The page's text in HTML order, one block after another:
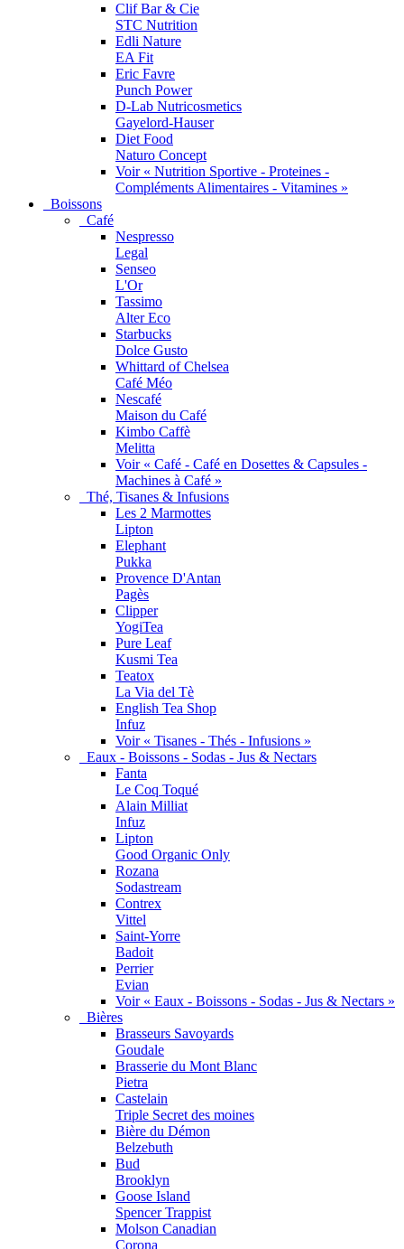
Clif Bar & Cie
STC Nutrition
Edli Nature
EA Fit
Eric Favre
Punch Power
D-Lab Nutricosmetics
Gayelord-Hauser
Diet Food
Naturo Concept
Voir « Nutrition Sportive - Proteines -
Compléments Alimentaires - Vitamines »
Boissons
Café
Nespresso
Legal
Senseo
L'Or
Tassimo
Alter Eco
Starbucks
Dolce Gusto
Whittard of Chelsea
Café Méo
Nescafé
Maison du Café
Kimbo Caffè
Melitta
Voir « Café - Café en Dosettes & Capsules -
Machines à Café »
Thé, Tisanes & Infusions
Les 2 Marmottes
Lipton
Elephant
Pukka
Provence D'Antan
Pagès
Clipper
YogiTea
Pure Leaf
Kusmi Tea
Teatox
La Via del Tè
English Tea Shop
Infuz
Voir « Tisanes - Thés - Infusions »
Eaux - Boissons - Sodas - Jus & Nectars
Fanta
Le Coq Toqué
Alain Milliat
Infuz
Lipton
Good Organic Only
Rozana
Sodastream
Contrex
Vittel
Saint-Yorre
Badoit
Perrier
Evian
Voir « Eaux - Boissons - Sodas - Jus & Nectars »
Bières
Brasseurs Savoyards
Goudale
Brasserie du Mont Blanc
Pietra
Castelain
Triple Secret des moines
Bière du Démon
Belzebuth
Bud
Brooklyn
Goose Island
Spencer Trappist
Molson Canadian
Corona